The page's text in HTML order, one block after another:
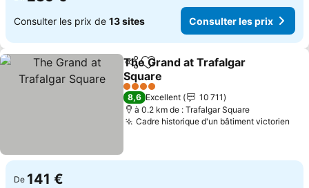
Consulter les prix de 13 sites Consulter les prix
PartagerAjouter à mes favoris
The Grand at Trafalgar
Square
Consulter les prix
4 Étoiles
8,6 Excellent
10 711
à 0.2 km de : Trafalgar Square
Cadre historique d'un bâtiment victorien
De 141 €